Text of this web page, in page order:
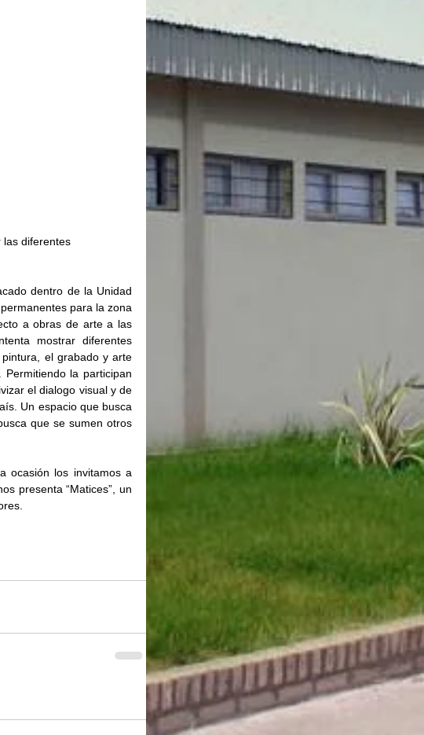
las diferentes
dentro de la Unidad
para la zona
a obras de arte a las
mostrar diferentes
el grabado y arte
la participan
el dialogo visual y de
Un espacio que busca
que se sumen otros
ocasión los invitamos a
presenta “Matices”, un